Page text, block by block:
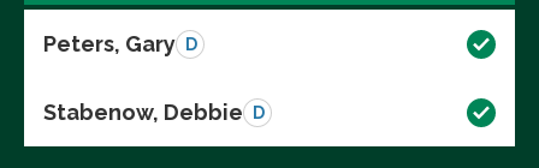
Peters, Gary D
Stabenow, Debbie D